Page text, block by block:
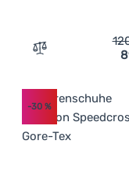
Zum Vergleich
-30 %